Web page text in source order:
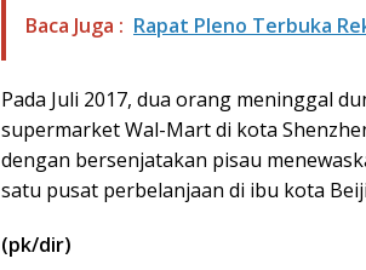
Baca Juga : Rapat Pleno Terbuka
Pada Juli 2017, dua orang meninggal
supermarket Wal-Mart di kota
dengan bersenjatakan pisau
satu pusat perbelanjaan di ibu kota
(pk/dir)